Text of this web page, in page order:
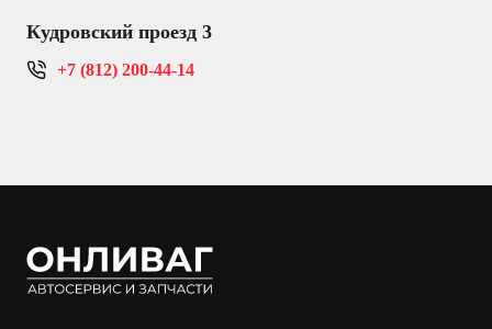
Кудровский проезд 3
+7 (812) 200-44-14